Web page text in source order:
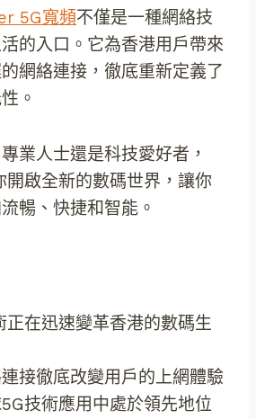
5G寬頻不僅是一種網絡技
的入口。它為香港用戶帶來
網絡連接，徹底重新定義了
。
業人士還是科技愛好者，
開啟全新的數碼世界，讓你
暢、快捷和智能。
正在迅速變革香港的數碼生
接徹底改變用戶的上網體驗
技術應用中處於領先地位